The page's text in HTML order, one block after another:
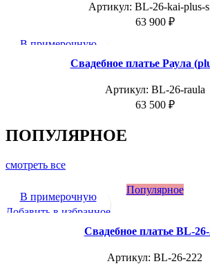
Артикул: BL-26-kai-plus-
63 900 ₽
В примерочную
Добавить в избранноеСвадебное платье Раула
Артикул: BL-26-raula
63 500 ₽
ПОПУЛЯРНОЕ
смотреть все
Популярное
В примерочную
Добавить в избранное
Свадебное платье BL-
Артикул: BL-26-222